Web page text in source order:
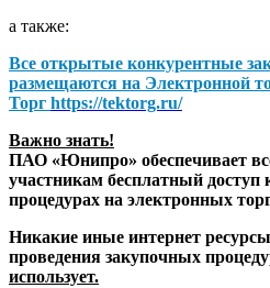
а также:
Все открытые конкурентные
размещаются на Электронной
Торг https://tektorg.ru/
Важно знать!
ПАО «Юнипро» обеспечивает
участникам бесплатный
процедурах на электронных
Никакие иные интернет
проведения закупочных
использует.